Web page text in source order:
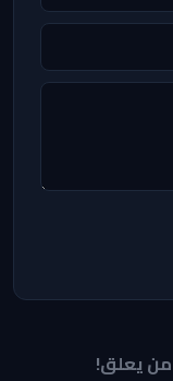
من يعلق!